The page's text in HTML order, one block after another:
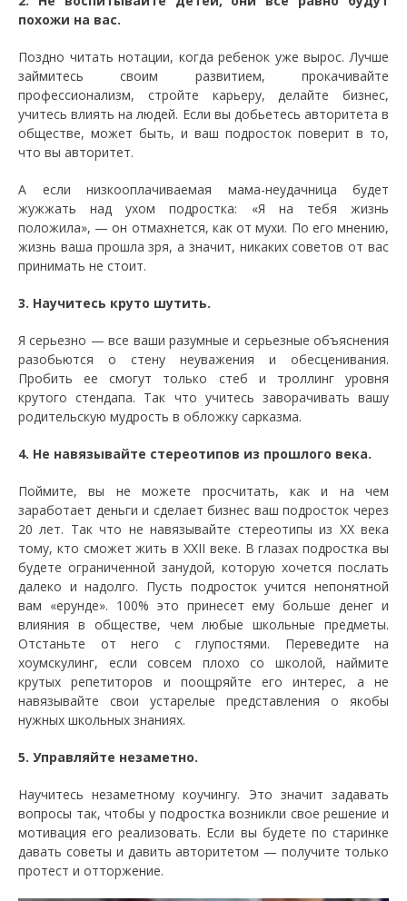
похожи на вас.
Поздно читать нотации, когда ребенок уже вырос. Лучше
займитесь своим развитием, прокачивайте
профессионализм, стройте карьеру, делайте бизнес,
учитесь влиять на людей. Если вы добьетесь авторитета в
обществе, может быть, и ваш подросток поверит в то,
что вы авторитет.
А если низкооплачиваемая мама-неудачница будет
жужжать над ухом подростка: «Я на тебя жизнь
положила», — он отмахнется, как от мухи. По его мнению,
жизнь ваша прошла зря, а значит, никаких советов от вас
принимать не стоит.
3. Научитесь круто шутить.
Я серьезно — все ваши разумные и серьезные объяснения
разобьются о стену неуважения и обесценивания.
Пробить ее смогут только стеб и троллинг уровня
крутого стендапа. Так что учитесь заворачивать вашу
родительскую мудрость в обложку сарказма.
4. Не навязывайте стереотипов из прошлого века.
Поймите, вы не можете просчитать, как и на чем
заработает деньги и сделает бизнес ваш подросток через
20 лет. Так что не навязывайте стереотипы из ХХ века
тому, кто сможет жить в XXII веке. В глазах подростка вы
будете ограниченной занудой, которую хочется послать
далеко и надолго. Пусть подросток учится непонятной
вам «ерунде». 100% это принесет ему больше денег и
влияния в обществе, чем любые школьные предметы.
Отстаньте от него с глупостями. Переведите на
хоумскулинг, если совсем плохо со школой, наймите
крутых репетиторов и поощряйте его интерес, а не
навязывайте свои устарелые представления о якобы
нужных школьных знаниях.
5. Управляйте незаметно.
Научитесь незаметному коучингу. Это значит задавать
вопросы так, чтобы у подростка возникли свое решение и
мотивация его реализовать. Если вы будете по старинке
давать советы и давить авторитетом — получите только
протест и отторжение.